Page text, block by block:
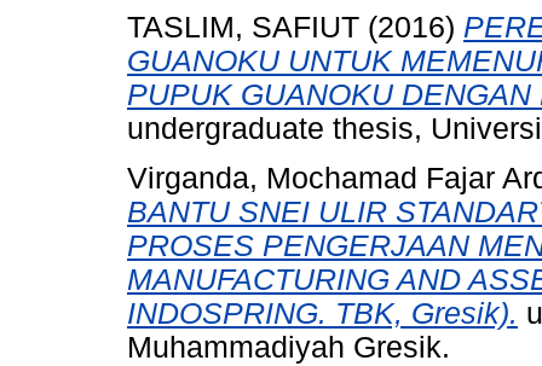
TASLIM, SAFIUT (2016)
GUANOKU UNTUK
PUPUK GUANOKU
undergraduate thesis,
Virganda, Mochamad Fajar
BANTU SNEI ULIR
PROSES PENGERJAAN
MANUFACTURING AND
INDOSPRING. TBK, Gresik).
Muhammadiyah Gresik.